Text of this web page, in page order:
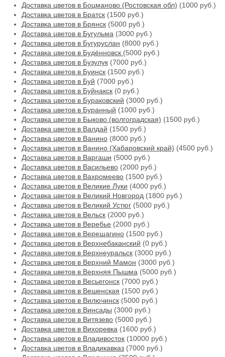
Доставка цветов в Боцманово (Ростовская обл) (1000 руб.)
Доставка цветов в Братск (1500 руб.)
Доставка цветов в Брянск (5000 руб.)
Доставка цветов в Бугульма (3000 руб.)
Доставка цветов в Бугуруслан (8000 руб.)
Доставка цветов в Будённовск (5000 руб.)
Доставка цветов в Бузулук (7000 руб.)
Доставка цветов в Буинск (1500 руб.)
Доставка цветов в Буй (7000 руб.)
Доставка цветов в Буйнакск (0 руб.)
Доставка цветов в Бураковский (3000 руб.)
Доставка цветов в Буранный (1000 руб.)
Доставка цветов в Быково (волгоградская) (1500 руб.)
Доставка цветов в Валдай (1500 руб.)
Доставка цветов в Ванино (8000 руб.)
Доставка цветов в Ванино (Хабаровский край) (4500 руб.)
Доставка цветов в Варгаши (5000 руб.)
Доставка цветов в Васильево (2000 руб.)
Доставка цветов в Вахромеево (1500 руб.)
Доставка цветов в Великие Луки (4000 руб.)
Доставка цветов в Великий Новгород (1800 руб.)
Доставка цветов в Великий Устюг (5000 руб.)
Доставка цветов в Вельск (2000 руб.)
Доставка цветов в Веребье (2000 руб.)
Доставка цветов в Верещагино (1500 руб.)
Доставка цветов в Верхнебаканский (0 руб.)
Доставка цветов в Верхнеуральск (3000 руб.)
Доставка цветов в Верхний Мамон (3000 руб.)
Доставка цветов в Верхняя Пышма (5000 руб.)
Доставка цветов в Весьегонск (7000 руб.)
Доставка цветов в Вешенская (1500 руб.)
Доставка цветов в Вилючинск (5000 руб.)
Доставка цветов в Винсады (3000 руб.)
Доставка цветов в Витязево (5000 руб.)
Доставка цветов в Вихоревка (1600 руб.)
Доставка цветов в Владивосток (10000 руб.)
Доставка цветов в Владикавказ (7000 руб.)